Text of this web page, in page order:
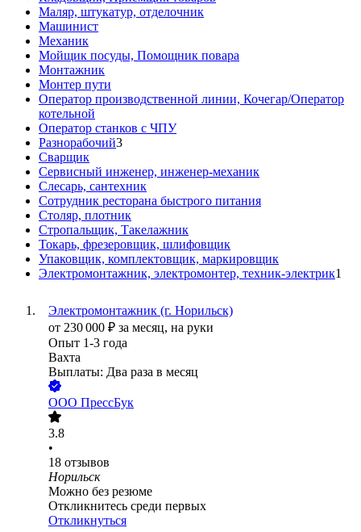
Маляр, штукатур, отделочник
Машинист
Механик
Мойщик посуды, Помощник повара
Монтажник
Монтер пути
Оператор производственной линии, Кочегар/Оператор
котельной
Оператор станков с ЧПУ
Разнорабочий3
Сварщик
Сервисный инженер, инженер-механик
Слесарь, сантехник
Сотрудник ресторана быстрого питания
Столяр, плотник
Стропальщик, Такелажник
Токарь, фрезеровщик, шлифовщик
Упаковщик, комплектовщик, маркировщик
Электромонтажник, электромонтер, техник-электрик1
Электромонтажник (г. Норильск)
от 230 000 ₽ за месяц, на руки
Опыт 1-3 года
Вахта
Выплаты: Два раза в месяц
ООО ПрессБук
3.8
•
18 отзывов
Норильск
Можно без резюме
Откликнитесь среди первых
Откликнуться